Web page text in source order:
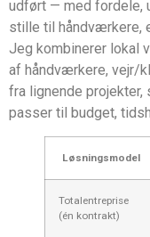
udført — med fordele,
stille til håndværkere,
Jeg kombinerer lokal
af håndværkere, vejr/
fra lignende
passer til budget,
Løsningsmodel
Totalentreprise
(én kontrakt)